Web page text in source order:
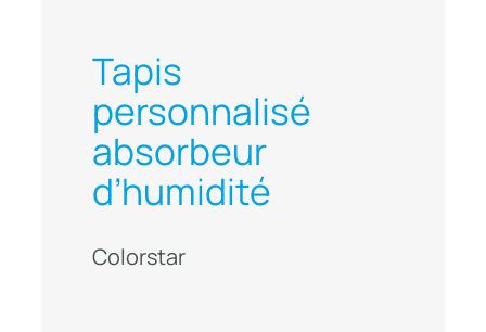
Tapis
personnalisé
absorbeur
d’humidité
Colorstar